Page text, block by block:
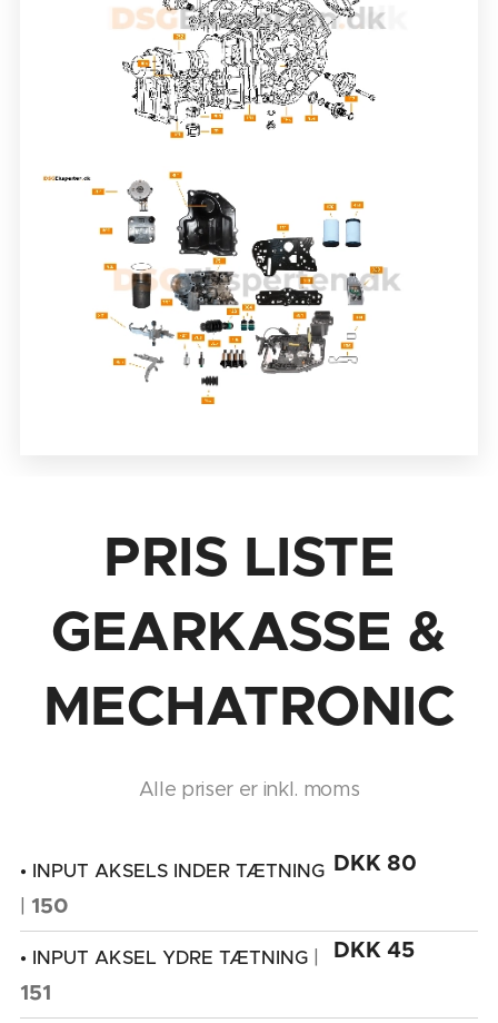
PRIS LISTE
GEARKASSE &
MECHATRONIC
Alle priser er inkl. moms
• INPUT AKSELS INDER TÆTNING
150
DKK 80
• INPUT AKSEL YDRE TÆTNING
151
DKK 45